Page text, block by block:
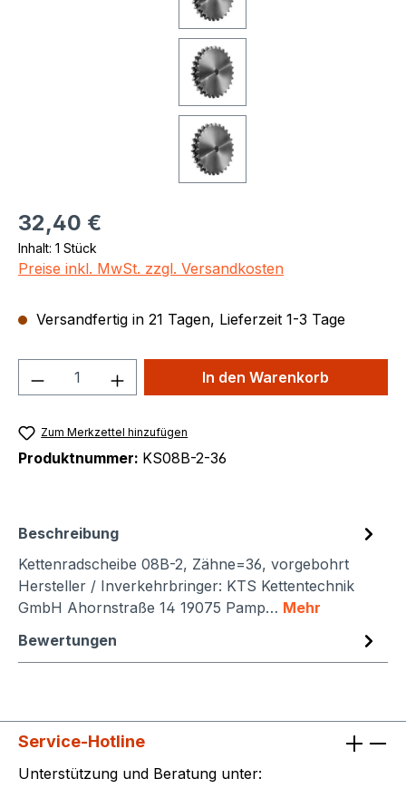
Regulärer Preis:
32,40 €
Inhalt: 1 Stück
Preise inkl. MwSt. zzgl. Versandkosten
Versandfertig in 21 Tagen, Lieferzeit 1-3 Tage
Produkt Anzahl: Gib denIn den Warenkorb
Zum Merkzettel hinzufügen
Produktnummer: KS08B-2-36
Beschreibung
Kettenradscheibe 08B-2, Zähne=36, vorgebohrt
Hersteller / Inverkehrbringer: KTS Kettentechnik
GmbH Ahornstraße 14 19075 Pamp… Mehr
Bewertungen
Service-Hotline
Unterstützung und Beratung unter: